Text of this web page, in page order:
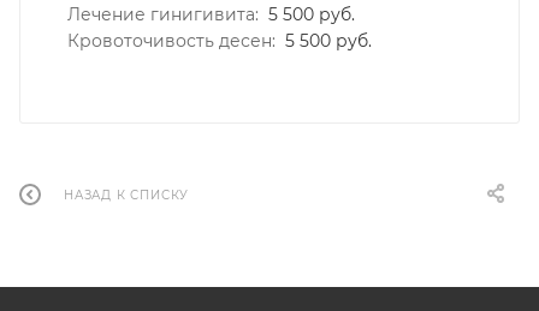
Лечение гинигивита: 5 500 руб.
Кровоточивость десен: 5 500 руб.
НАЗАД К СПИСКУ